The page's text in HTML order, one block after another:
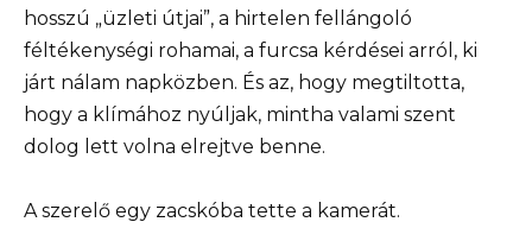
hosszú „üzleti útjai”, a hirtelen fellángoló
féltékenységi rohamai, a furcsa kérdései arról, ki
járt nálam napközben. És az, hogy megtiltotta,
hogy a klímához nyúljak, mintha valami szent
dolog lett volna elrejtve benne.
A szerelő egy zacskóba tette a kamerát.